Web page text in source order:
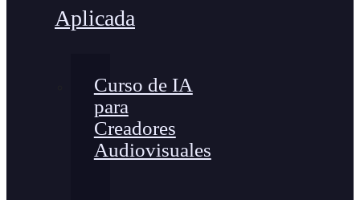
Aplicada
Curso de IA
para
Creadores
Audiovisuales